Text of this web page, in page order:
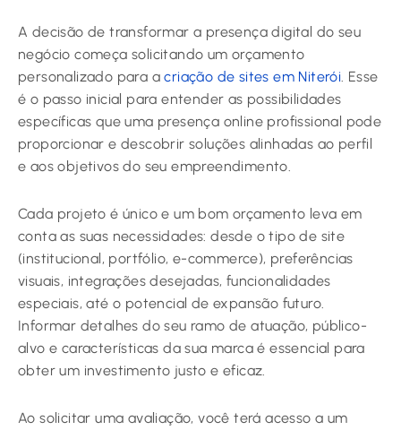
A decisão de transformar a presença digital do seu
negócio começa solicitando um orçamento
personalizado para acriação de sites em Niterói. Esse
é o passo inicial para entender as possibilidades
específicas que uma presença online profissional pode
proporcionar e descobrir soluções alinhadas ao perfil
e aos objetivos do seu empreendimento.
Cada projeto é único e um bom orçamento leva em
conta as suas necessidades: desde o tipo de site
(institucional, portfólio, e-commerce), preferências
visuais, integrações desejadas, funcionalidades
especiais, até o potencial de expansão futuro.
Informar detalhes do seu ramo de atuação, público-
alvo e características da sua marca é essencial para
obter um investimento justo e eficaz.
Ao solicitar uma avaliação, você terá acesso a um